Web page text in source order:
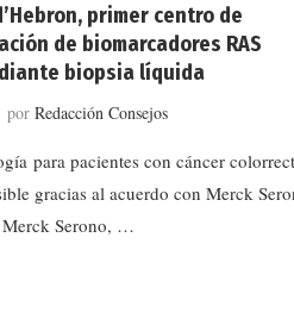
primer centro de
de biomarcadores RAS
biopsia líquida
por Redacción Consejos
para pacientes con cáncer
gracias al acuerdo con Merck
Serono, …